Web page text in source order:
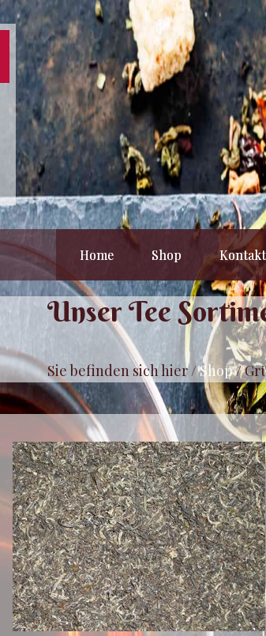
Home Shop Kontakt
Unser Tee
Sie befinden sich hier /Shop/